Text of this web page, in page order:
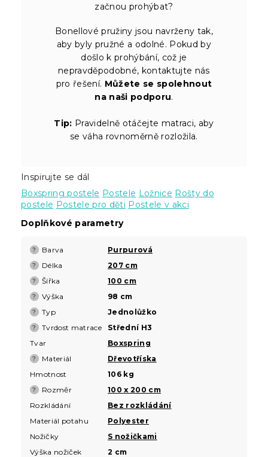
začnou prohýbat?
Bonellové pružiny jsou navrženy tak,
aby byly pružné a odolné. Pokud by
došlo k prohýbání, což je
nepravděpodobné, kontaktujte nás
pro řešení. Můžete se spolehnout
na naši podporu.
Tip: Pravidelně otáčejte matraci, aby
se váha rovnoměrně rozložila.
Inspirujte se dál
Boxspring postele Postele Ložnice Rošty do
postele Postele pro děti Postele v akci
Doplňkové parametry
? Barva Purpurová
? Délka 207 cm
? Šířka 100 cm
? Výška 98 cm
? Typ Jednolůžko
? Tvrdost matrace
Střední H3
Tvar
Boxspring
? Materiál
Dřevotříska
Hmotnost
106 kg
? Rozměr
100 x 200 cm
Rozkládání
Bez rozkládání
Materiál potahu
Polyester
Nožičky
S nožičkami
Výška nožiček
2 cm